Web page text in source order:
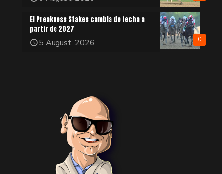
0
El Preakness Stakes cambia de fecha a
partir de 2027
5 August, 2026